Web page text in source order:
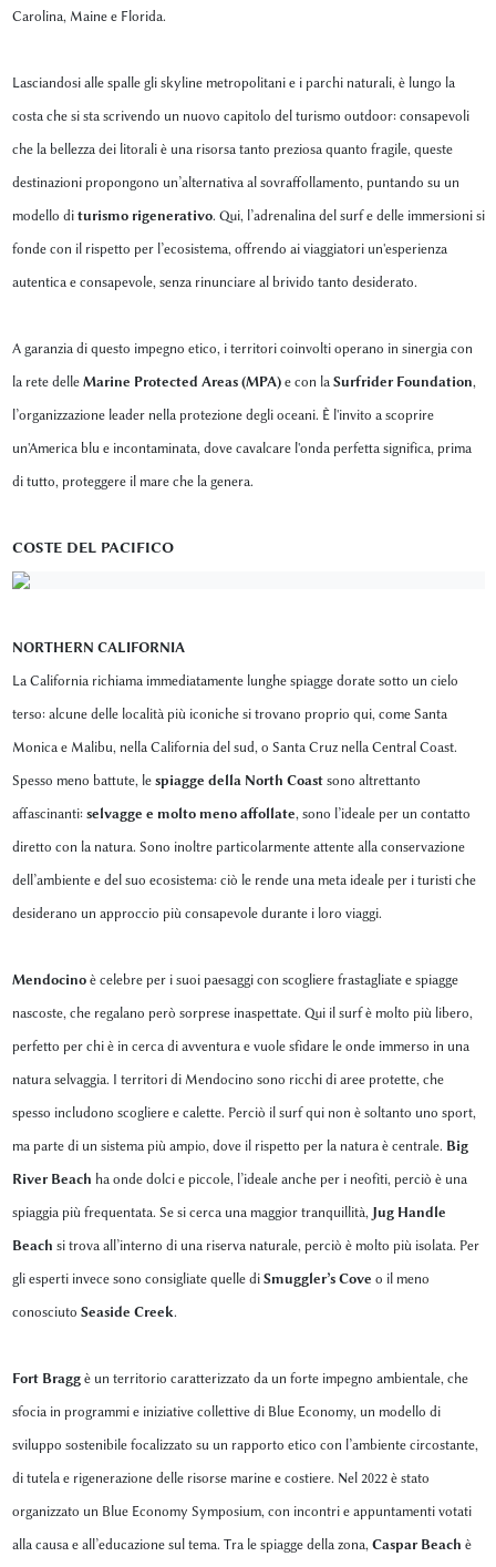
Carolina, Maine e Florida.
Lasciandosi alle spalle gli skyline metropolitani e i parchi naturali, è lungo la
costa che si sta scrivendo un nuovo capitolo del turismo outdoor: consapevoli
che la bellezza dei litorali è una risorsa tanto preziosa quanto fragile, queste
destinazioni propongono un’alternativa al sovraffollamento, puntando su un
modello di turismo rigenerativo. Qui, l’adrenalina del surf e delle immersioni si
fonde con il rispetto per l’ecosistema, offrendo ai viaggiatori un'esperienza
autentica e consapevole, senza rinunciare al brivido tanto desiderato.
A garanzia di questo impegno etico, i territori coinvolti operano in sinergia con
la rete delle Marine Protected Areas (MPA)e con la Surfrider Foundation,
l’organizzazione leader nella protezione degli oceani. È l'invito a scoprire
un'America blu e incontaminata, dove cavalcare l'onda perfetta significa, prima
di tutto, proteggere il mare che la genera.
COSTE DEL PACIFICO
NORTHERN CALIFORNIA
La California richiama immediatamente lunghe spiagge dorate sotto un cielo
terso: alcune delle località più iconiche si trovano proprio qui, come Santa
Monica e Malibu, nella California del sud, o Santa Cruz nella Central Coast.
Spesso meno battute, le spiagge della North Coastsono altrettanto
affascinanti: selvagge e molto meno affollate, sono l’ideale per un contatto
diretto con la natura. Sono inoltre particolarmente attente alla conservazione
dell’ambiente e del suo ecosistema: ciò le rende una meta ideale per i turisti che
desiderano un approccio più consapevole durante i loro viaggi.
Mendocino è celebre per i suoi paesaggi con scogliere frastagliate e spiagge
nascoste, che regalano però sorprese inaspettate. Qui il surf è molto più libero,
perfetto per chi è in cerca di avventura e vuole sfidare le onde immerso in una
natura selvaggia. I territori di Mendocino sono ricchi di aree protette, che
spesso includono scogliere e calette. Perciò il surf qui non è soltanto uno sport,
ma parte di un sistema più ampio, dove il rispetto per la natura è centrale. Big
River Beach ha onde dolci e piccole, l’ideale anche per i neofiti, perciò è una
spiaggia più frequentata. Se si cerca una maggior tranquillità, Jug Handle
Beach si trova all’interno di una riserva naturale, perciò è molto più isolata. Per
gli esperti invece sono consigliate quelle di Smuggler’s Cove o il meno
conosciuto Seaside Creek.
Fort Bragg è un territorio caratterizzato da un forte impegno ambientale, che
sfocia in programmi e iniziative collettive di Blue Economy, un modello di
sviluppo sostenibile focalizzato su un rapporto etico con l’ambiente circostante,
di tutela e rigenerazione delle risorse marine e costiere. Nel 2022 è stato
organizzato un Blue Economy Symposium, con incontri e appuntamenti votati
alla causa e all’educazione sul tema. Tra le spiagge della zona, Caspar Beach è